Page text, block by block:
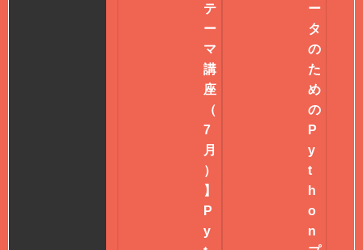
テ
ー
マ
講
座
（
7
月
）
】
P
y
ー
タ
の
た
め
の
P
y
t
h
o
n